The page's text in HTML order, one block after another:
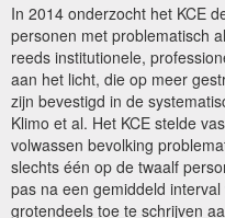
In 2014 onderzocht het KCE
personen met problematisch
reeds institutionele,
aan het licht, die op meer
zijn bevestigd in de
Klimo et al. Het KCE stelde
volwassen bevolking
slechts één op de twaalf
pas na een gemiddeld
grotendeels toe te schrijven